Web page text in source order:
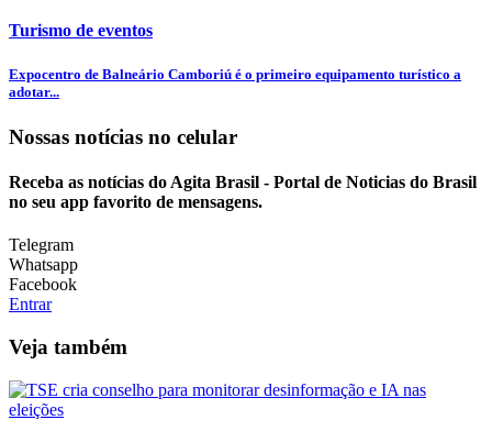
Turismo de eventos
Expocentro de Balneário Camboriú é o primeiro equipamento turístico a
adotar...
Nossas notícias no celular
Receba as notícias do Agita Brasil - Portal de Noticias do Brasil
no seu app favorito de mensagens.
Telegram
Whatsapp
Facebook
Entrar
Veja também